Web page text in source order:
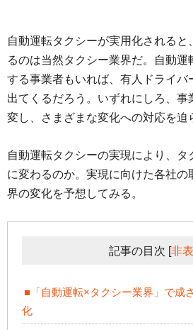
自動運転タクシーが実用化されると
るのは当然タクシー業界だ。自動運
する事業者もいれば、有人ドライバ
出てくるだろう。いずれにしろ、事
変し、さまざまな変化への対応を迫
自動運転タクシーの実現により、タ
に変わるのか。実現に向けた各社の
界の変化を予想してみる。
記事の目次 [非
■「自動運転×タクシー業界」で成
化